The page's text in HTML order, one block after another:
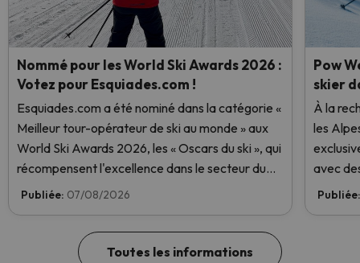
Nommé pour les World Ski Awards 2026 :
Votez pour Esquiades.com !
Esquiades.com a été nominé dans la catégorie «
Meilleur tour-opérateur de ski au monde » aux
World Ski Awards 2026, les « Oscars du ski », qui
récompensent l'excellence dans le secteur du
ski. Votez dès maintenant et aidez-nous à
Publiée: 07/08/2026
Pow
skier
À la
les
avec
Toutes les informations